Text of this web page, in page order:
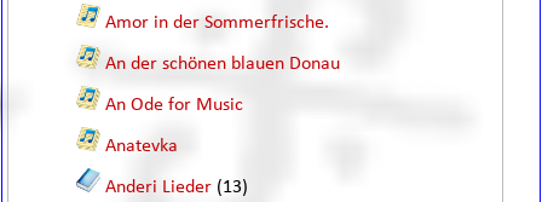
Amor in der Sommerfrische.
An der schönen blauen Donau
An Ode for Music
Anatevka
Anderi Lieder (13)